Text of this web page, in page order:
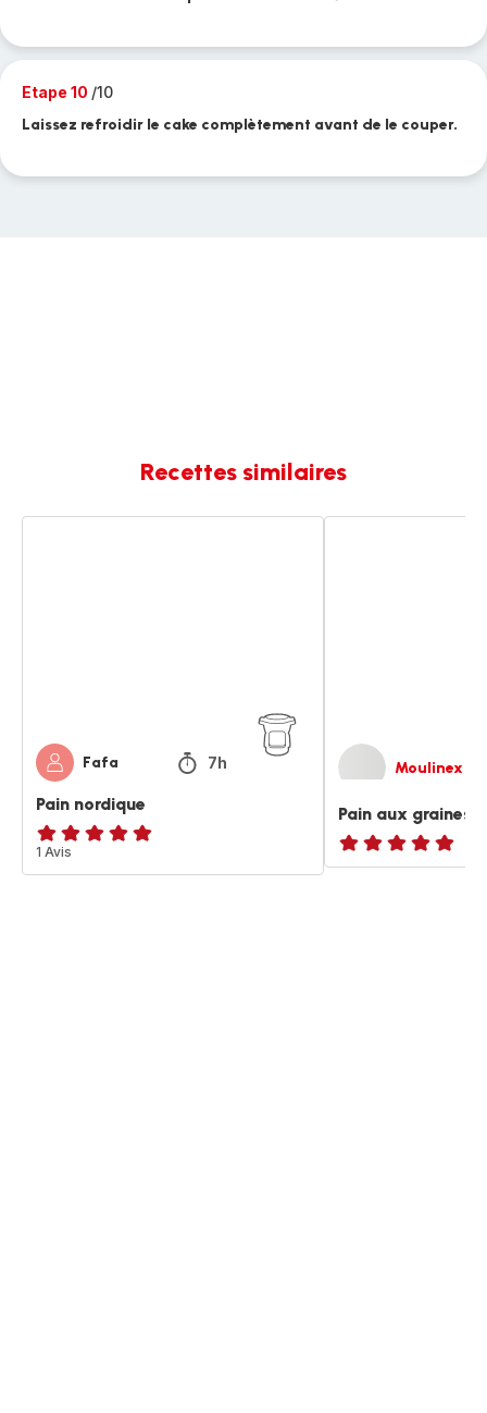
Etape 10 /10
Laissez refroidir le cake complètement avant de le couper.
Recettes similaires
Fafa 7h
Pain nordique
Avis
5
1 Avis
Moulinex
Pain aux graines
ratings.NaN